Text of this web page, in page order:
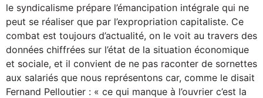
le syndicalisme prépare l’émancipation intégrale qui ne
peut se réaliser que par l’expropriation capitaliste. Ce
combat est toujours d’actualité, on le voit au travers des
données chiffrées sur l’état de la situation économique
et sociale, et il convient de ne pas raconter de sornettes
aux salariés que nous représentons car, comme le disait
Fernand Pelloutier : « ce qui manque à l’ouvrier c’est la